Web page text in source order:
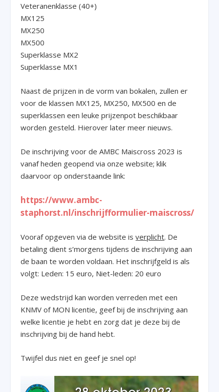
Veteranenklasse (40+)
MX125
MX250
MX500
Superklasse MX2
Superklasse MX1
Naast de prijzen in de vorm van bokalen, zullen er
voor de klassen MX125, MX250, MX500 en de
superklassen een leuke prijzenpot beschikbaar
worden gesteld. Hierover later meer nieuws.
De inschrijving voor de AMBC Maiscross 2023 is
vanaf heden geopend via onze website; klik
daarvoor op onderstaande link:
https://www.ambc-
staphorst.nl/inschrijfformulier-maiscross/
Vooraf opgeven via de website isverplicht. De
betaling dient s’morgens tijdens de inschrijving aan
de baan te worden voldaan. Het inschrijfgeld is als
volgt: Leden: 15 euro, Niet-leden: 20 euro
Deze wedstrijd kan worden verreden met een
KNMV of MON licentie, geef bij de inschrijving aan
welke licentie je hebt en zorg dat je deze bij de
inschrijving bij de hand hebt.
Twijfel dus niet en geef je snel op!